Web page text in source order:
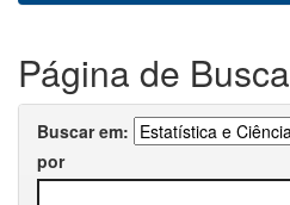
Página de Busca
Buscar em:
por